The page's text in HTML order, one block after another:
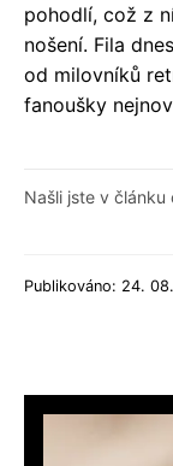
pohodlí, což z
nošení. Fila
od milovníků
fanoušky
Našli jste v článku
Publikováno: 24.